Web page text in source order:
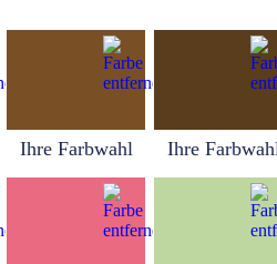
Ihre Farbwahl Ihre